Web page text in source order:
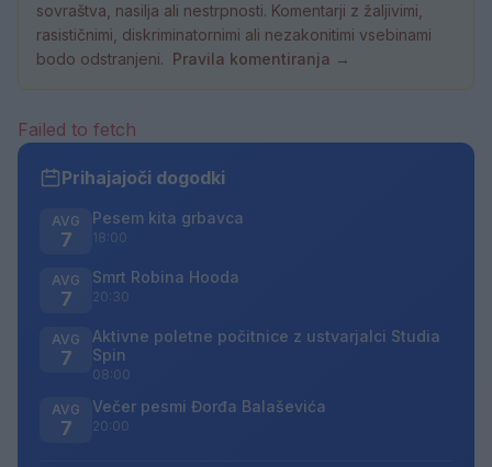
sovraštva, nasilja ali nestrpnosti. Komentarji z žaljivimi,
rasističnimi, diskriminatornimi ali nezakonitimi vsebinami
bodo odstranjeni. Pravila komentiranja →
Failed to fetch
Prihajajoči dogodki
AVG
7
Pesem kita grbavca
18:00
AVG
7
Smrt Robina Hooda
20:30
AVG
7
Aktivne poletne počitnice z ustvarjalci Studia
Spin
08:00
AVG
7
Večer pesmi Đorđa Balaševića
20:00